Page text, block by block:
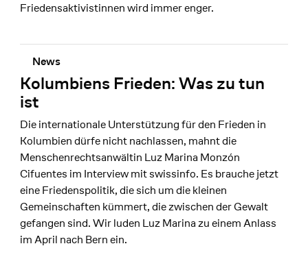
Friedensaktivistinnen wird immer enger.
Kolumbiens Frieden: Was zu tun
ist
News
Die internationale Unterstützung für den Frieden in
Kolumbien dürfe nicht nachlassen, mahnt die
Menschenrechtsanwältin Luz Marina Monzón
Cifuentes im Interview mit swissinfo. Es brauche jetzt
eine Friedenspolitik, die sich um die kleinen
Gemeinschaften kümmert, die zwischen der Gewalt
gefangen sind. Wir luden Luz Marina zu einem Anlass
im April nach Bern ein.